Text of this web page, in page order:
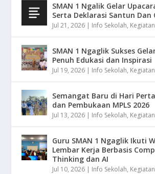
SMAN 1 Ngalik Gelar
Serta Deklarasi Santun Dan
Jul 21, 2026 | Info Sekolah,
SMAN 1 Ngaglik Sukses
Penuh Edukasi dan Inspirasi
Jul 19, 2026 | Info Sekolah,
Semangat Baru di Hari
dan Pembukaan MPLS 2026
Jul 13, 2026 | Info Sekolah,
Guru SMAN 1 Ngaglik Ikuti
Lembar Kerja Berbasis
Thinking dan AI
Jul 10, 2026 | Info Sekolah,